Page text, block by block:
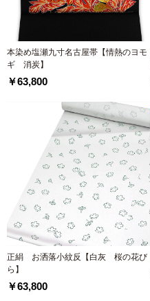
本染め塩瀬九寸名古屋帯【情熱のヨモ
ギ 消炭】
￥63,800
正絹 お洒落小紋反【白灰 桜の花び
ら】
￥63,800